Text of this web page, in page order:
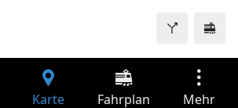
Karte Fahrplan Mehr